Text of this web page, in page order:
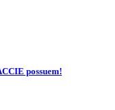
possuem!